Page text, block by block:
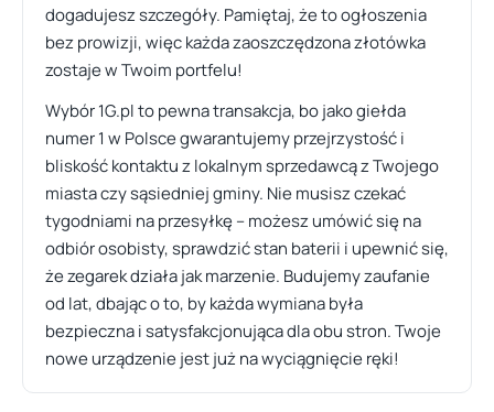
dogadujesz szczegóły. Pamiętaj, że to ogłoszenia
bez prowizji, więc każda zaoszczędzona złotówka
zostaje w Twoim portfelu!
Wybór 1G.pl to pewna transakcja, bo jako giełda
numer 1 w Polsce gwarantujemy przejrzystość i
bliskość kontaktu z lokalnym sprzedawcą z Twojego
miasta czy sąsiedniej gminy. Nie musisz czekać
tygodniami na przesyłkę – możesz umówić się na
odbiór osobisty, sprawdzić stan baterii i upewnić się,
że zegarek działa jak marzenie. Budujemy zaufanie
od lat, dbając o to, by każda wymiana była
bezpieczna i satysfakcjonująca dla obu stron. Twoje
nowe urządzenie jest już na wyciągnięcie ręki!